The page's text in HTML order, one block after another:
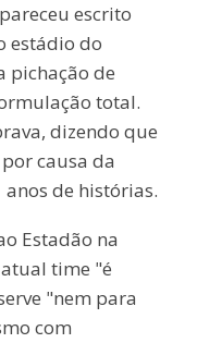
escrito
estádio do
pichação de
total.
dizendo que
causa da
de histórias.
Estadão na
time "é
"nem para
com